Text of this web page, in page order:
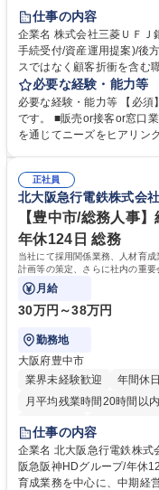
土日祝休み
仕事の内容
企業名 株式会社三菱ＵＦＪ銀行 求人名 【東京都】本支店の窓口
手続受付/資産運用提案)/後方事務/ロビー応
スではなく顧客折衝を含む
事していただきます。 ■窓
ーション、お客様対応 ■窓口にて、ご来店された個人のお客様に対して金
融商品のご提案 ■効率的な
に必ずご覧ください≫ ※記
必要な経験・能力等
必要な経験・能力等 【必
です。 ■販売or接客or窓口
を通じてニーズをヒアリングし
るので安心して入行いただ
や社内副業等を活用し、 一
ます。 学歴・資格 学歴：大学院 大学 高専 短大 専修学校 高校 語学力：
資格：
正社員
北大阪急行電鉄株式会社
【豊中市/総務人事
年休124日 総務
当社にて採用関係業務、人材育
計画等の策定、さらに社内の重要
般を担当していただきます。
月給
30万円～38万円
勤務地
大阪府豊中市
業界未経験歓迎
年間休
月平均残業時間20時間以内
退職金あり
土日祝休み
服装自由
仕事の内容
企業名 北大阪急行電鉄株式会社 求人名 【豊中市/総務人事】経験
阪急阪神HDグループ/年休124日 仕事の内容 当社にて採用関
育成業務を中心に、中期経